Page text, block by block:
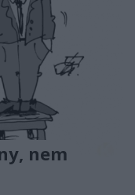
nem